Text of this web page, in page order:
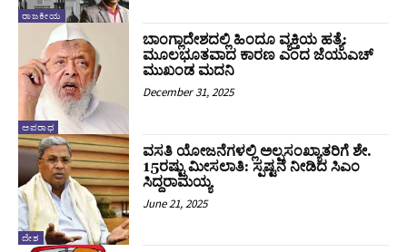
ರಾಜಕೀಯ
ಅಪರಾಧ
ಬಾಂಗ್ಲಾದೇಶದಲ್ಲಿ ಹಿಂದೂ ವ್ಯಕ್ತಿಯ ಹತ್ಯೆ:
ಮೂಲಭೂತವಾದ ಕಾರಣ ಎಂದ ಜೆಯುಎಚ್‌
ಮುಖಂಡ ಮದನಿ
December 31, 2025
ದೇಶ
ವಸತಿ ಯೋಜನೆಗಳಲ್ಲಿ ಅಲ್ಪಸಂಖ್ಯಾತರಿಗೆ ಶೇ.
15ರಷ್ಟು ಮೀಸಲಾತಿ: ಸ್ಪಷ್ಟನೆ ನೀಡಿದ ಸಿಎಂ
ಸಿದ್ದರಾಮಯ್ಯ
June 21, 2025